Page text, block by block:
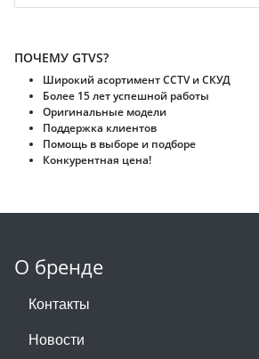
ПОЧЕМУ GTVS?
Широкий асортимент CCTV и CКУД
Более 15 лет успешной работы
Оригинальные модели
Поддержка клиентов
Помощь в выборе и подборе
Конкурентная цена!
О бренде
Контакты
Новости